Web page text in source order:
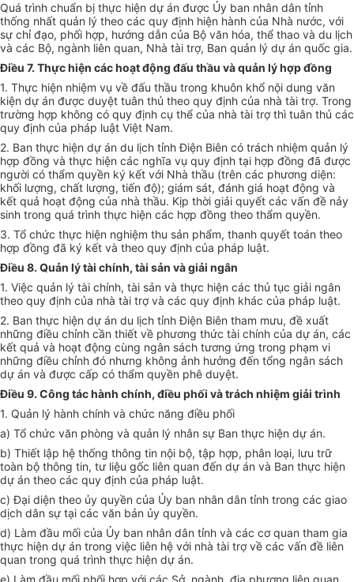
Quá trình chuẩn bị thực hiện dự án được Ủy ban nhân dân tỉnh
thống nhất quản lý theo các quy định hiện hành của Nhà nước, với
sự chỉ đạo, phối hợp, hướng dẫn của Bộ văn hóa, thể thao và du lịch
và các Bộ, ngành liên quan, Nhà tài trợ, Ban quản lý dự án quốc gia.
Điều 7. Thực hiện các hoạt động đấu thầu và quản lý hợp đồng
1. Thực hiện nhiệm vụ về đấu thầu trong khuôn khổ nội dung văn
kiện dự án được duyệt tuân thủ theo quy định của nhà tài trợ. Trong
trường hợp không có quy định cụ thể của nhà tài trợ thì tuân thủ các
quy định của pháp luật Việt Nam.
2. Ban thực hiện dự án du lịch tỉnh Điện Biên có trách nhiệm quản lý
hợp đồng và thực hiện các nghĩa vụ quy định tại hợp đồng đã được
người có thẩm quyền ký kết với Nhà thầu (trên các phương diện:
khối lượng, chất lượng, tiến độ); giám sát, đánh giá hoạt động và
kết quả hoạt động của nhà thầu. Kịp thời giải quyết các vấn đề nảy
sinh trong quá trình thực hiện các hợp đồng theo thẩm quyền.
3. Tổ chức thực hiện nghiệm thu sản phẩm, thanh quyết toán theo
hợp đồng đã ký kết và theo quy định của pháp luật.
Điều 8. Quản lý tài chính, tài sản và giải ngân
1. Việc quản lý tài chính, tài sản và thực hiện các thủ tục giải ngân
theo quy định của nhà tài trợ và các quy định khác của pháp luật.
2. Ban thực hiện dự án du lịch tỉnh Điện Biên tham mưu, đề xuất
những điều chỉnh cần thiết về phương thức tài chính của dự án, các
kết quả và hoạt động cùng ngân sách tương ứng trong phạm vi
những điều chỉnh đó nhưng không ảnh hưởng đến tổng ngân sách
dự án và được cấp có thẩm quyền phê duyệt.
Điều 9. Công tác hành chính, điều phối và trách nhiệm giải trình
1. Quản lý hành chính và chức năng điều phối
a) Tổ chức văn phòng và quản lý nhân sự Ban thực hiện dự án.
b) Thiết lập hệ thống thông tin nội bộ, tập hợp, phân loại, lưu trữ
toàn bộ thông tin, tư liệu gốc liên quan đến dự án và Ban thực hiện
dự án theo các quy định của pháp luật.
c) Đại diện theo ủy quyền của Ủy ban nhân dân tỉnh trong các giao
dịch dân sự tại các văn bản ủy quyền.
d) Làm đầu mối của Ủy ban nhân dân tỉnh và các cơ quan tham gia
thực hiện dự án trong việc liên hệ với nhà tài trợ về các vấn đề liên
quan trong quá trình thực hiện dự án.
e) Làm đầu mối phối hợp với các Sở, ngành, địa phương liên quan